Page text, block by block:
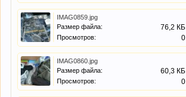
IMAG0859.jpg
Размер файла:
76,2 КБ
Просмотров: 0
IMAG0860.jpg
Размер файла:
60,3 КБ
Просмотров: 0